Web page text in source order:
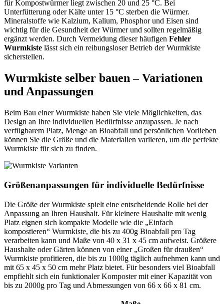
für Kompostwürmer liegt zwischen 20 und 25 °C. Bei
Unterfütterung oder Kälte unter 15 °C sterben die Würmer.
Mineralstoffe wie Kalzium, Kalium, Phosphor und Eisen sind
wichtig für die Gesundheit der Würmer und sollten regelmäßig
ergänzt werden. Durch Vermeidung dieser häufigen Fehler
Wurmkiste lässt sich ein reibungsloser Betrieb der Wurmkiste
sicherstellen.
Wurmkiste selber bauen – Variationen
und Anpassungen
Beim Bau einer Wurmkiste haben Sie viele Möglichkeiten, das
Design an Ihre individuellen Bedürfnisse anzupassen. Je nach
verfügbarem Platz, Menge an Bioabfall und persönlichen Vorlieben
können Sie die Größe und die Materialien variieren, um die perfekte
Wurmkiste für sich zu finden.
Größenanpassungen für individuelle Bedürfnisse
Die Größe der Wurmkiste spielt eine entscheidende Rolle bei der
Anpassung an Ihren Haushalt. Für kleinere Haushalte mit wenig
Platz eignen sich kompakte Modelle wie die „Einfach
kompostieren“ Wurmkiste, die bis zu 400g Bioabfall pro Tag
verarbeiten kann und Maße von 40 x 31 x 45 cm aufweist. Größere
Haushalte oder Gärten können von einer „Großen für draußen“
Wurmkiste profitieren, die bis zu 1000g täglich aufnehmen kann und
mit 65 x 45 x 50 cm mehr Platz bietet. Für besonders viel Bioabfall
empfiehlt sich ein funktionaler Komposter mit einer Kapazität von
bis zu 2000g pro Tag und Abmessungen von 66 x 66 x 81 cm.